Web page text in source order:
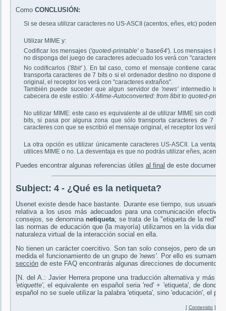
Como CONCLUSIÓN:
Si se desea utilizar caracteres no US-ASCII (acentos, eñes, etc) podemos:
Utilizar MIME y:
Codificar los mensajes ('quoted-printable' o 'base64'). Los mensajes
no disponga del juego de caracteres adecuado los verá con "caracteres
No codificarlos ('8bit'). En tal caso, como el mensaje contiene
transporta caracteres de 7 bits o si el ordenador destino no dispone
original, el receptor los verá con "caracteres extraños".
También puede suceder que algun servidor de 'news'intermedio los
cabecera de este estilo: X-Mime-Autoconverted: from 8bit to quoted-
No utilizar MIME: este caso es equivalente al de utilizar MIME sin
bits, si pasa por alguna zona que sólo transporta caracteres de 7
caracteres con que se escribió el mensaje original, el receptor los verá
La otra opción es utilizar únicamente caracteres US-ASCII. La
utilices MIME o no. La desventaja es que no podrás utilizar eñes,
Puedes encontrar algunas referencias útiles al final de este documento.
Subject: 4 - ¿Qué es la netiqueta?
Usenet existe desde hace bastante. Durante ese tiempo, sus usuarios
relativa a los usos más adecuados para una comunicación
consejos, se denomina netiqueta; se trata de la "etiqueta de la red",
las normas de educación que (la mayoría) utilizamos en la vida
naturaleza virtual de la interacción social en ella.
No tienen un carácter coercitivo. Son tan solo consejos, pero de un
medida el funcionamiento de un grupo de 'news'. Por ello es
sección de este FAQ encontrarás algunas direcciones de documentos
[N. del A.: Javier Herrera propone una traducción alternativa y más
'etiquette', el equivalente en español seria 'red' + 'etiqueta', de
español no se suele utilizar la palabra 'etiqueta', sino 'educación', el
[ Contenido ]